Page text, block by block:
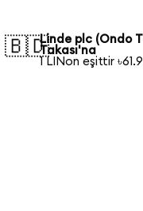
🇧🇩Linde plc (Ondo
Takası'na
1 LINon eşittir